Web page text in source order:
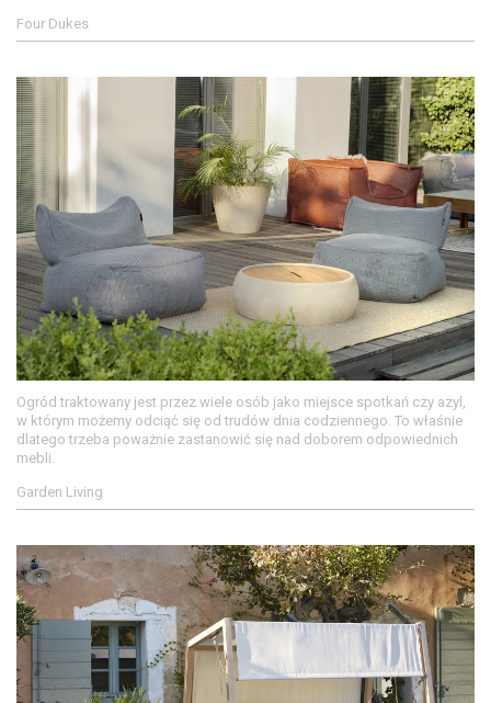
Four Dukes
Ogród traktowany jest przez wiele osób jako miejsce spotkań czy azyl,
w którym możemy odciąć się od trudów dnia codziennego. To właśnie
dlatego trzeba poważnie zastanowić się nad doborem odpowiednich
mebli.
Garden Living